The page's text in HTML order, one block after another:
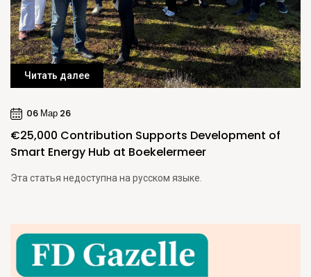
Читать далее
06 Мар 26
€25,000 Contribution Supports Development of
Smart Energy Hub at Boekelermeer
Эта статья недоступна на русском языке.